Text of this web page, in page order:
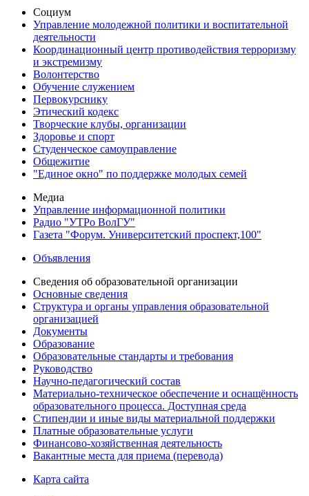
Социум
Управление молодежной политики и воспитательной
деятельности
Координационный центр противодействия терроризму
и экстремизму
Волонтерство
Обучение служением
Первокурснику
Этический кодекс
Творческие клубы, организации
Здоровье и спорт
Студенческое самоуправление
Общежитие
"Единое окно" по поддержке молодых семей
Медиа
Управление информационной политики
Радио "УТРо ВолГУ"
Газета "Форум. Университетский проспект,100"
Объявления
Сведения об образовательной организации
Основные сведения
Структура и органы управления образовательной
организацией
Документы
Образование
Образовательные стандарты и требования
Руководство
Научно-педагогический состав
Материально-техническое обеспечение и оснащённость
образовательного процесса. Доступная среда
Стипендии и иные виды материальной поддержки
Платные образовательные услуги
Финансово-хозяйственная деятельность
Вакантные места для приема (перевода)
Карта сайта